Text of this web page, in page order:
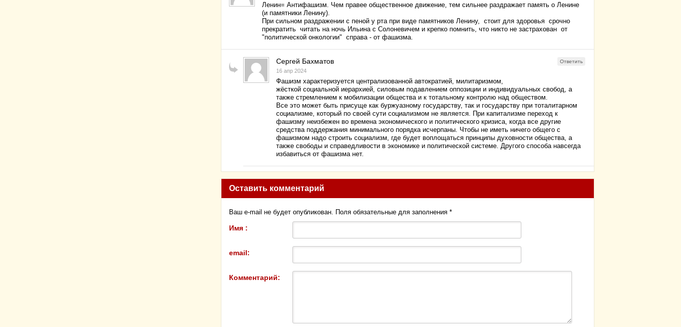
Ленин= Антифашизм. Чем правее общественное движение, тем сильнее раздражает память о Ленине
(и памятники Ленину).
При сильном раздражении с пеной у рта при виде памятников Ленину, стоит для здоровья срочно
прекратить читать на ночь Ильина с Солоневичем и крепко помнить, что никто не застрахован от
"политической онкологии" справа - от фашизма.
Сергей Бахматов
16 апр 2024
Ответить
Фашизм характеризуется централизованной автократией, милитаризмом,
жёсткой социальной иерархией, силовым подавлением оппозиции и индивидуальных свобод , а
также стремлением к мобилизации общества и к тотальному контролю над обществом.
Все это может быть присуще как буржуазному государству, так и государству при тоталитарном
социализме, который по своей сути социализмом не является. При капитализме переход к
фашизму неизбежен во времена экономического и политического кризиса, когда все другие
средства поддержания минимального порядка исчерпаны. Чтобы не иметь ничего общего с
фашизмом надо строить социализм, где будет воплощаться принципы духовности общества, а
также свободы и справедливости в экономике и политической системе. Другого способа навсегда
избавиться от фашизма нет.
Оставить комментарий
Ваш e-mail не будет опубликован. Поля обязательные для заполнения *
Имя :
email:
Комментарий: